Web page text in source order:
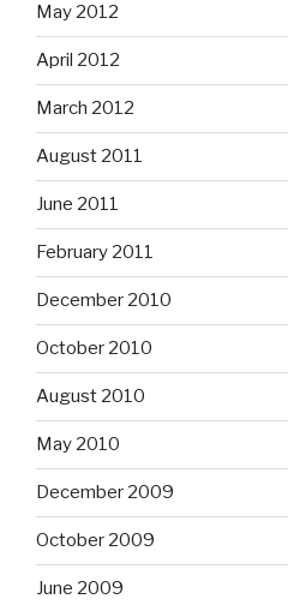
May 2012
April 2012
March 2012
August 2011
June 2011
February 2011
December 2010
October 2010
August 2010
May 2010
December 2009
October 2009
June 2009